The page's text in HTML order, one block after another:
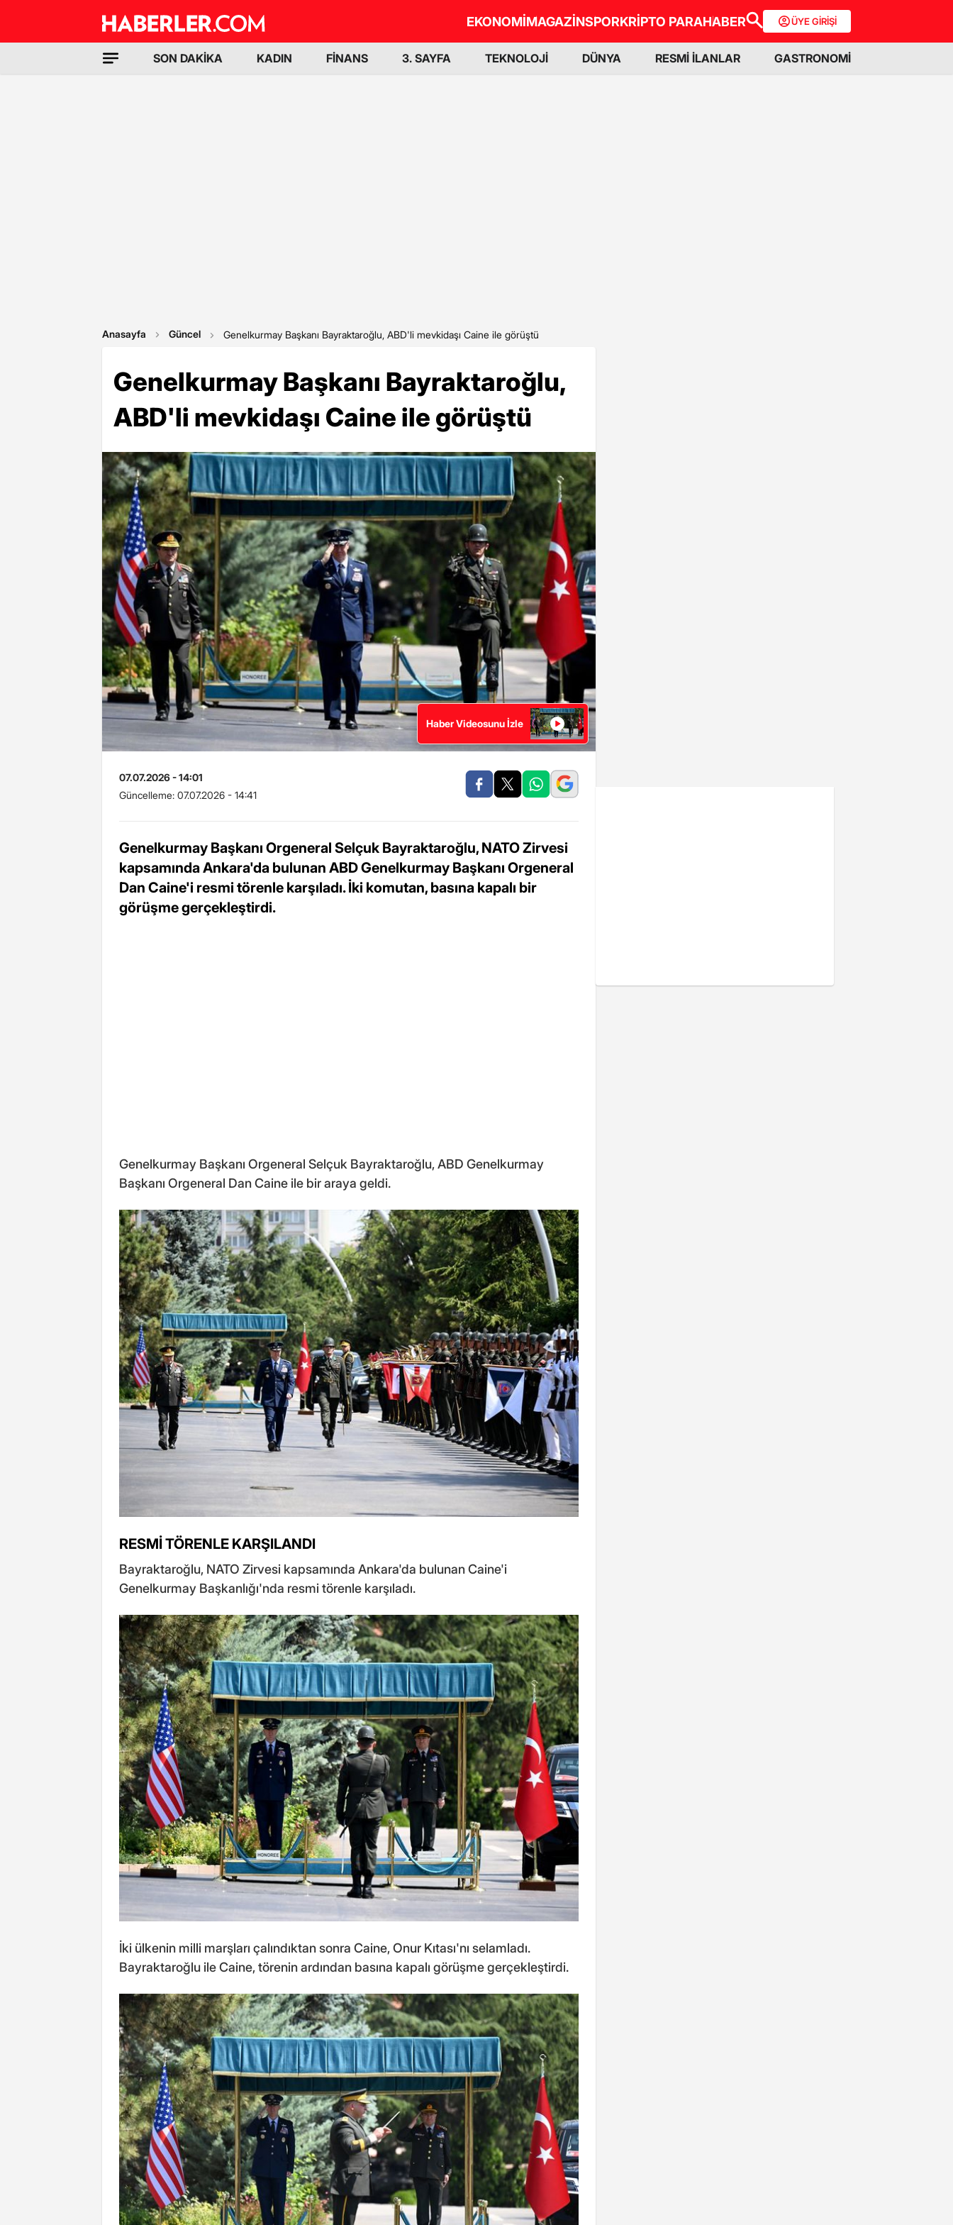
EKONOMİMAGAZİNSPORKRİPTO PARAHABER ÜYE GİRİŞİ
SON DAKİKA KADIN FİNANS 3. SAYFA TEKNOLOJİ DÜNYA RESMİ İLANLAR GASTRONOMİ
Anasayfa Güncel Genelkurmay Başkanı Bayraktaroğlu, ABD'li mevkidaşı Caine ile görüştü
Genelkurmay Başkanı Bayraktaroğlu,
ABD'li mevkidaşı Caine ile görüştü
Haber Videosunu İzle
07.07.2026 - 14:01
Güncelleme: 07.07.2026 - 14:41
Genelkurmay Başkanı Orgeneral Selçuk Bayraktaroğlu, NATO Zirvesi
kapsamında Ankara'da bulunan ABD Genelkurmay Başkanı Orgeneral
Dan Caine'i resmi törenle karşıladı. İki komutan, basına kapalı bir
görüşme gerçekleştirdi.
Genelkurmay Başkanı Orgeneral Selçuk Bayraktaroğlu, ABD Genelkurmay
Başkanı Orgeneral Dan Caine ile bir araya geldi.
RESMİ TÖRENLE KARŞILANDI
Bayraktaroğlu, NATO Zirvesi kapsamında Ankara'da bulunan Caine'i
Genelkurmay Başkanlığı'nda resmi törenle karşıladı.
İki ülkenin milli marşları çalındıktan sonra Caine, Onur Kıtası'nı selamladı.
Bayraktaroğlu ile Caine, törenin ardından basına kapalı görüşme gerçekleştirdi.